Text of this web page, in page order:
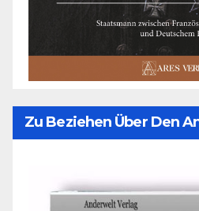
Zu Beziehen Über Den